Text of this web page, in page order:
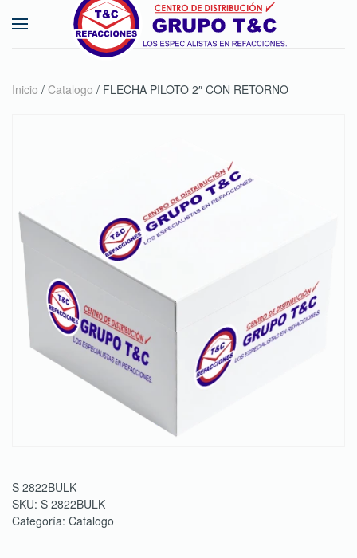
Skip to main content
Inicio / Catalogo / FLECHA PILOTO 2″ CON RETORNO
S 2822BULK
SKU: S 2822BULK
Categoría: Catalogo